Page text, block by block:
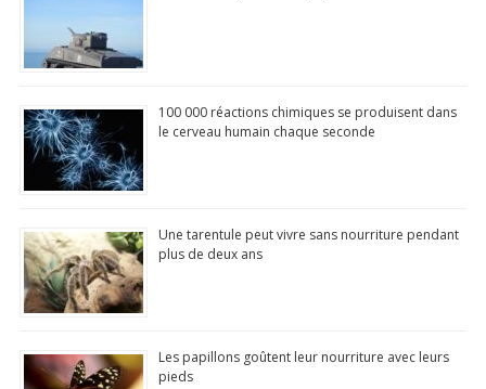
100 000 réactions chimiques se produisent dans
le cerveau humain chaque seconde
Une tarentule peut vivre sans nourriture pendant
plus de deux ans
Les papillons goûtent leur nourriture avec leurs
pieds